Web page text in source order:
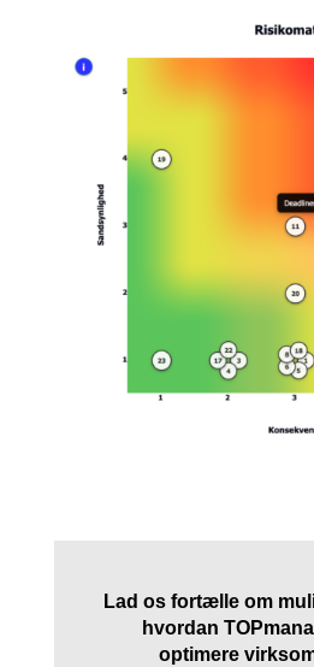
Lad os fortælle om
hvordan
optimere